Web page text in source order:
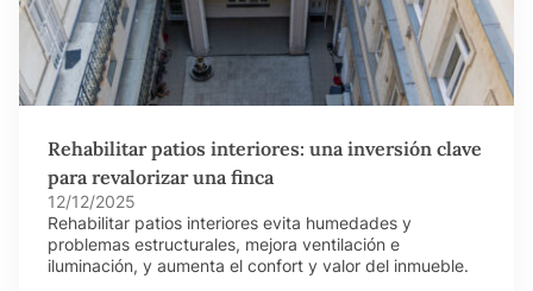
Rehabilitar patios interiores: una inversión clave
para revalorizar una finca
12/12/2025
Rehabilitar patios interiores evita humedades y
problemas estructurales, mejora ventilación e
iluminación, y aumenta el confort y valor del inmueble.